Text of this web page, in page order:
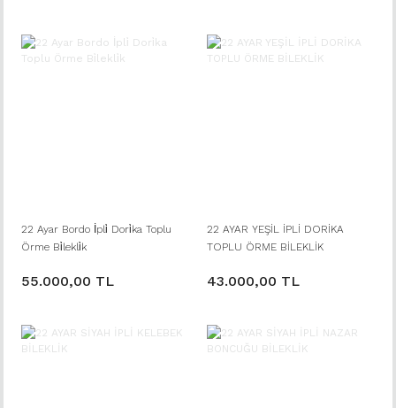
22 Ayar Bordo İpli̇ Dori̇ka Toplu
Örme Bi̇lekli̇k
55.000,00 TL
22 AYAR YEŞİL İPLİ DORİKA
TOPLU ÖRME BİLEKLİK
43.000,00 TL